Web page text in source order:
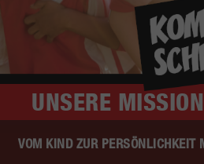
UNSERE
VOM KIND ZUR PERSÖNLICHKEIT